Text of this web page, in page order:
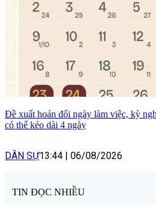
Đề xuất hoán đổi ngày làm việc, kỳ
có thể kéo dài 4 ngày
DÂN SỰ13:44 | 06/08/2026
TIN ĐỌC NHIỀU